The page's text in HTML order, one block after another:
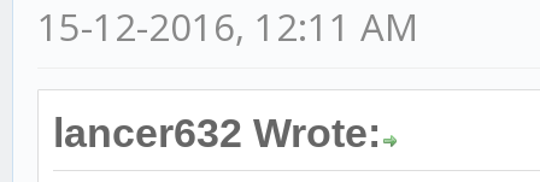
15-12-2016, 12:11 AM
lancer632 Wrote: